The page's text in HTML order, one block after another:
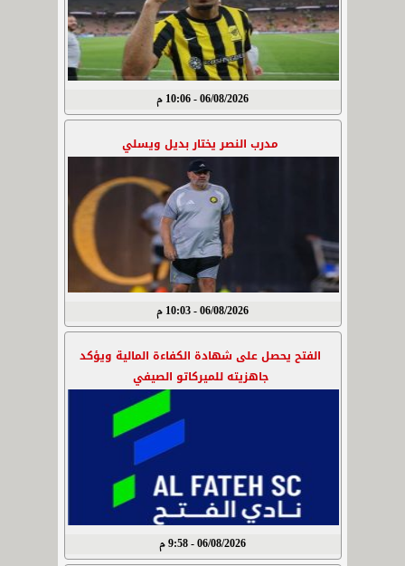
06/08/2026 - 10:06 م
مدرب النصر يختار بديل ويسلي
06/08/2026 - 10:03 م
الفتح يحصل على شهادة الكفاءة المالية ويؤكد
جاهزيته للميركاتو الصيفي
06/08/2026 - 9:58 م